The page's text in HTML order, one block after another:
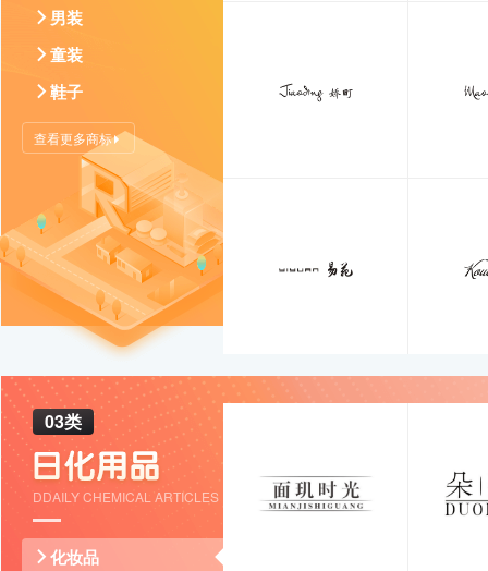
男装
童装
鞋子
查看更多商标
03类
DDAILY CHEMICAL ARTICLES
化妆品